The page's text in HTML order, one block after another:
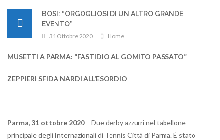
BOSI: “ORGOGLIOSI DI UN ALTRO GRANDE
EVENTO”
31 Ottobre 2020 Home
MUSETTI A PARMA: “FASTIDIO AL GOMITO PASSATO”
ZEPPIERI SFIDA NARDI ALL’ESORDIO
Parma, 31 ottobre 2020– Due derby azzurri nel tabellone
principale degli Internazionali di Tennis Città di Parma. È stato